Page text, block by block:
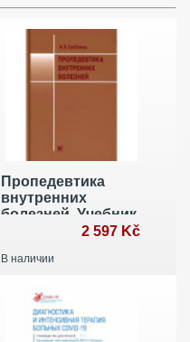
Пропедевтика
внутренних
болезней. Учебник
2 597 Kč
В наличии